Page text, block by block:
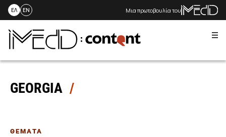
Skip
content
ΕΛ EN Μια πρωτοβουλία του
GEORGIA
ΘΕΜΑΤΑ